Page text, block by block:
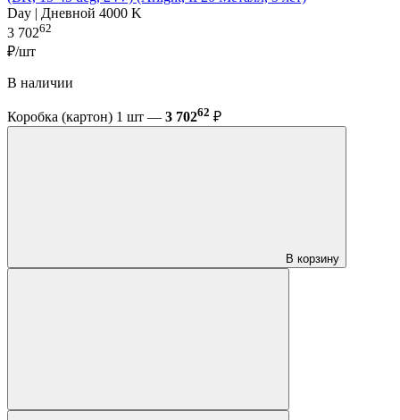
Day | Дневной 4000 K
3 70262
₽/шт
В наличии
Коробка (картон) 1 шт — 3 70262 ₽
В корзину